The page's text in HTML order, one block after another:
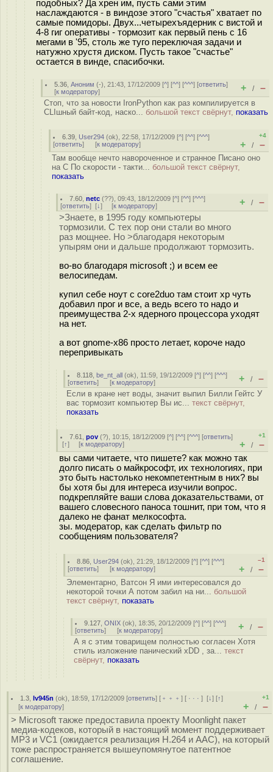
подобных? Да хрен им, пусть сами этим
наслаждаются - в виндозе этого "cчастья" хватает по
самые помидоры. Двух...четырехъядерник с вистой и
4-8 гиг оперативы - тормозит как первый пень с 16
мегами в '95, столь же туго переключая задачи и
натужно хрустя диском. Пусть такое "счастье"
остается в винде, спасибочки.
5.36 ,Аноним (-), 21:43, 17/12/2009 [^] [^^] [^^^] [ответить]
[к модератору] + / –
Стоп, что за новости IronPython как раз компилируется в
CLIшный байт-код, наско... большой текст свёрнут, показать
6.39 User294 (ok), 22:58, 17/12/2009 [^] [^^] [^^^]
[ответить] [к модератору]
+4
+ / –
Там вообще нечто навороченное и странное Писано оно
на C По скорости - такти... большой текст свёрнут,
показать
7.60 ,netc (??), 09:43, 18/12/2009 [^] [^^] [^^^]
[ответить] [↓] [к модератору] + / –
>Знаете, в 1995 году компьютеры
тормозили. С тех пор они стали во много
раз мощнее. Но >благодаря некоторым
упырям они и дальше продолжают тормозить.
во-во благодаря microsoft ;) и всем ее
велосипедам.
купил себе ноут с core2duo там стоит xp чуть
добавил прог и все, а ведь всего то надо и
преимущества 2-х ядерного процессора уходят
на нет.
а вот gnome-x86 просто летает, короче надо
перепривыкать
8.118 ,be_nt_all (ok), 11:59, 19/12/2009 [^] [^^] [^^^]
[ответить] [к модератору] + / –
Если в кране нет воды, значит выпил Билли Гейтс У
вас тормозит компьютер Вы ис... текст свёрнут,
показать
7.61 ,pov (?), 10:15, 18/12/2009 [^] [^^] [^^^] [ответить]
[↑] [к модератору]
+1
+ / –
вы сами читаете, что пишете? как можно так
долго писать о майкрософт, их технологиях, при
это быть настолько некомпетентным в них? вы
бы хотя бы для интереса изучили вопрос.
подкрепляйте ваши слова доказательствами, от
вашего словесного паноса тошнит, при том, что я
далеко не фанат мелкософта.
зы. модератор, как сделать фильтр по
сообщениям пользователя?
8.86 User294 (ok), 21:29, 18/12/2009 [^] [^^] [^^^]
[ответить] [к модератору]
–1
+ / –
Элементарно, Ватсон Я ими интересовался до
некоторой точки А потом забил на ни... большой
текст свёрнут, показать
9.127 ,ONIX (ok), 18:35, 20/12/2009 [^] [^^] [^^^]
[ответить] [к модератору] + / –
А я с этим товарищем полностью согласен Хотя
стиль изложение панический xDD , за... текст
свёрнут, показать
1.3 ,Iv945n (ok), 18:59, 17/12/2009 [ответить] [ ﹢﹢﹢] [ · · ·][↓] [↑]
[к модератору]
+1
+ / –
> Microsoft также предоставила проекту Moonlight пакет
медиа-кодеков, который в настоящий момент поддерживает
MP3 и VC1 (ожидается реализация H.264 и AAC), на который
тоже распространяется вышеупомянутое патентное
соглашение.